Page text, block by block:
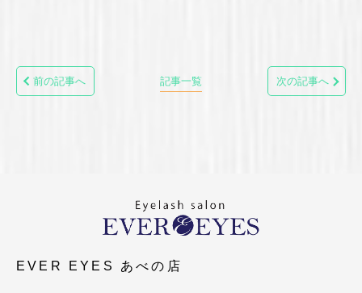
前の記事へ 記事一覧 次の記事へ
EVER EYES あべの店